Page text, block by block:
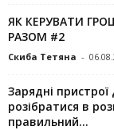
ЯК КЕРУВАТИ
РАЗОМ #2
Скиба Тетяна -
Зарядні
розібратися в
правильний...